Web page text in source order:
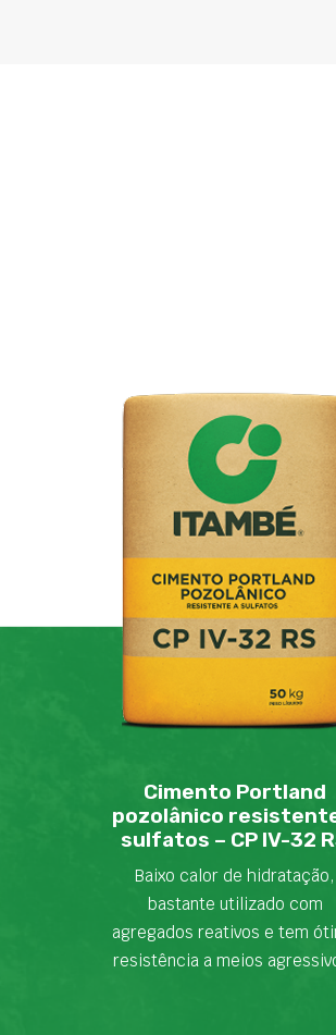
Cimento Portland
pozolânico
sulfatos – CP IV-32
Baixo calor de hidratação,
bastante utilizado com
agregados reativos e tem
resistência a meios